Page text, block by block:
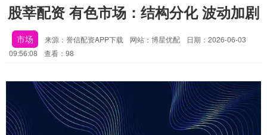
股莘配资 有色市场：结构分化 波动加剧
市场 来源：誉信配资APP下载 网站：博星优配
日期：2026-06-03
09:56:08
查看：98